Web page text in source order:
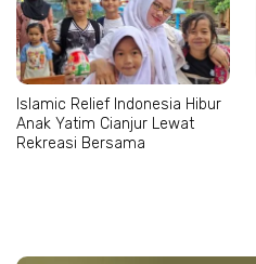
Islamic Relief Indonesia Hibur
Anak Yatim Cianjur Lewat
Rekreasi Bersama